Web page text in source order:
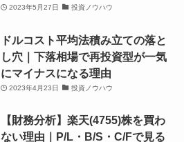
2023年5月27日 投資ノウハウ
ドルコスト平均法積み立ての落と
し穴｜下落相場で再投資型が一気
にマイナスになる理由
2023年4月23日 投資ノウハウ
【財務分析】楽天(4755)株を買わ
ない理由｜P/L・B/S・C/Fで見る